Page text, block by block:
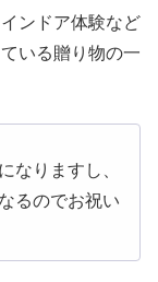
ンドア体験など
いる贈り物の一
なりますし、
るのでお祝い